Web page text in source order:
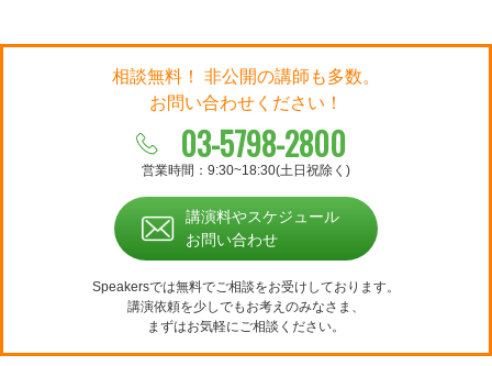
相談無料！ 非公開の講師も多数。
お問い合わせください！
03-5798-2800
営業時間：9:30~18:30(土日祝除く)
講演料やスケジュール
お問い合わせ
Speakersでは無料でご相談をお受けしております。
講演依頼を少しでもお考えのみなさま、
まずはお気軽にご相談ください。